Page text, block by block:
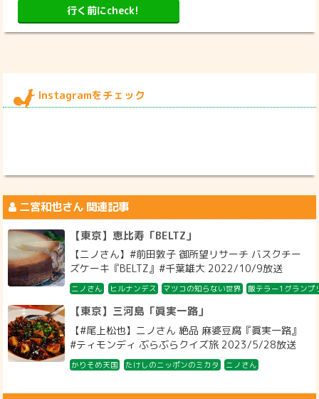
行く前にcheck!
Instagramをチェック
二宮和也さん 関連記事
【東京】恵比寿「BELTZ」
【ニノさん】#前田敦子 御所望リサーチ バスクチー
ズケーキ『BELTZ』#千葉雄大 2022/10/9放送
ニノさん ヒルナンデス マツコの知らない世界 飯テラー1グランプ
【東京】三河島「眞実一路」
【#尾上松也】ニノさん 絶品 麻婆豆腐『眞実一路』
#ティモンディ ぶらぶらクイズ旅 2023/5/28放送
かりそめ天国 たけしのニッポンのミカタ ニノさん